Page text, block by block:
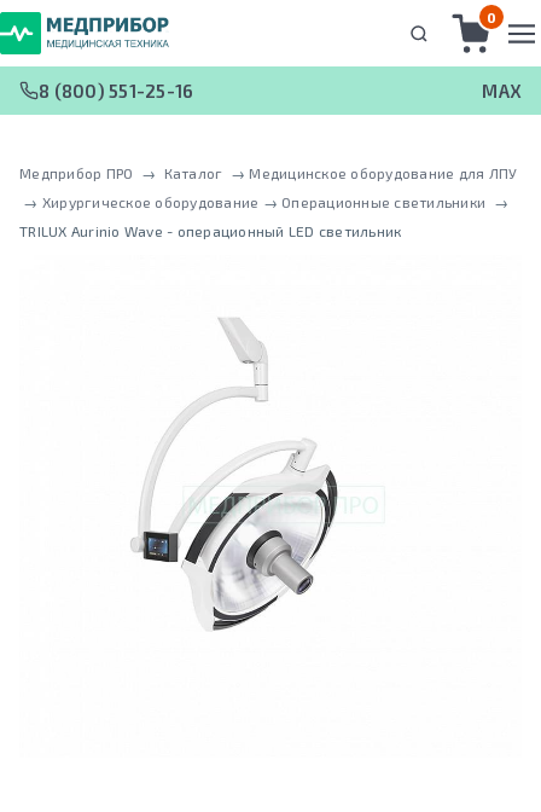
0
8 (800) 551-25-16 MAX
Медприбор ПРО → Каталог → Медицинское оборудование для ЛПУ
→ Хирургическое оборудование → Операционные светильники
→
TRILUX Aurinio Wave - операционный LED светильник